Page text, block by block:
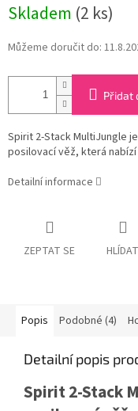
cena:
Skladem (2 ks)
Můžeme doručit do:
Přidat
Spirit 2-Stack MultiJungle
posilovací věž, která
Detailní informace
ZEPTAT SE HLÍDAT
Popis Podobné (4)
Detailní popis
Spirit 2-Stack